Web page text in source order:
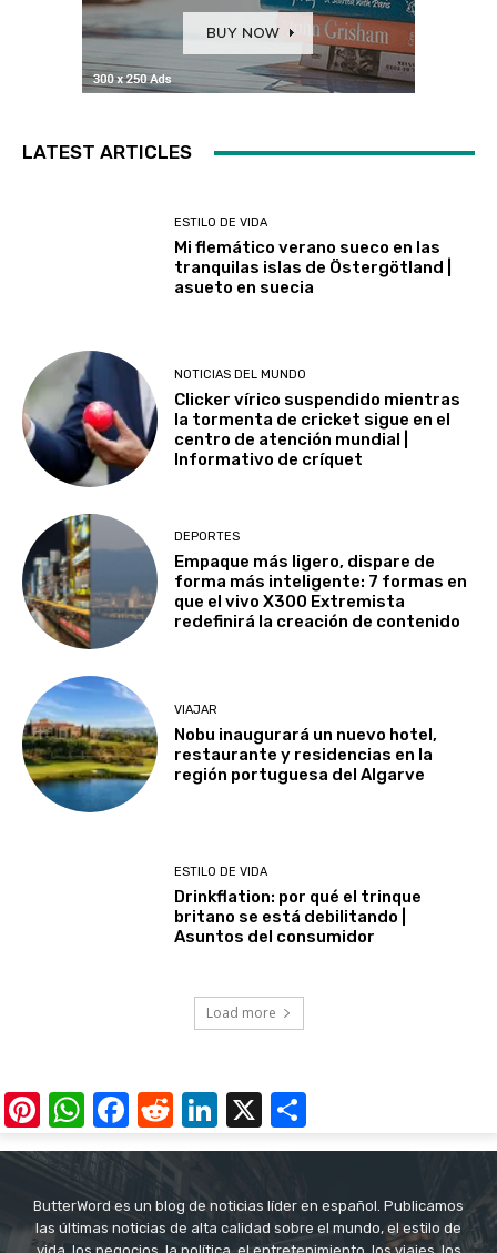
LATEST ARTICLES
ESTILO DE VIDA
Mi flemático verano sueco en las
tranquilas islas de Östergötland |
asueto en suecia
NOTICIAS DEL MUNDO
Clicker vírico suspendido mientras
la tormenta de cricket sigue en el
centro de atención mundial |
Informativo de críquet
DEPORTES
Empaque más ligero, dispare de
forma más inteligente: 7 formas en
que el vivo X300 Extremista
redefinirá la creación de contenido
VIAJAR
Nobu inaugurará un nuevo hotel,
restaurante y residencias en la
región portuguesa del Algarve
ESTILO DE VIDA
Drinkflation: por qué el trinque
britano se está debilitando |
Asuntos del consumidor
Load more
Pinterest
WhatsApp
Facebook
RedditLinkedIn
X
ButterWord es un blog de noticias líder en español. Publicamos
las últimas noticias de alta calidad sobre el mundo, el estilo de